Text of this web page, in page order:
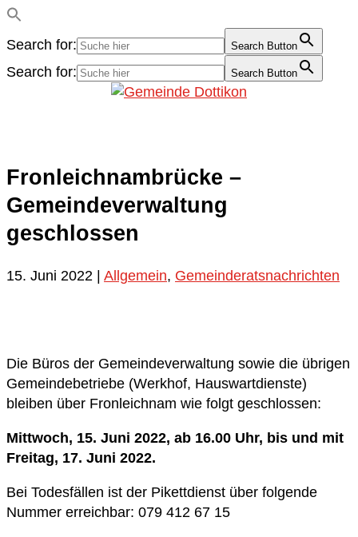
Search for: Search Button
Search for: Search Button
Fronleichnambrücke –
Gemeindeverwaltung
geschlossen
15. Juni 2022 | Allgemein, Gemeinderatsnachrichten
Die Büros der Gemeindeverwaltung sowie die übrigen
Gemeindebetriebe (Werkhof, Hauswartdienste)
bleiben über Fronleichnam wie folgt geschlossen:
Mittwoch, 15. Juni 2022, ab 16.00 Uhr, bis und mit
Freitag, 17. Juni 2022.
Bei Todesfällen ist der Pikettdienst über folgende
Nummer erreichbar: 079 412 67 15